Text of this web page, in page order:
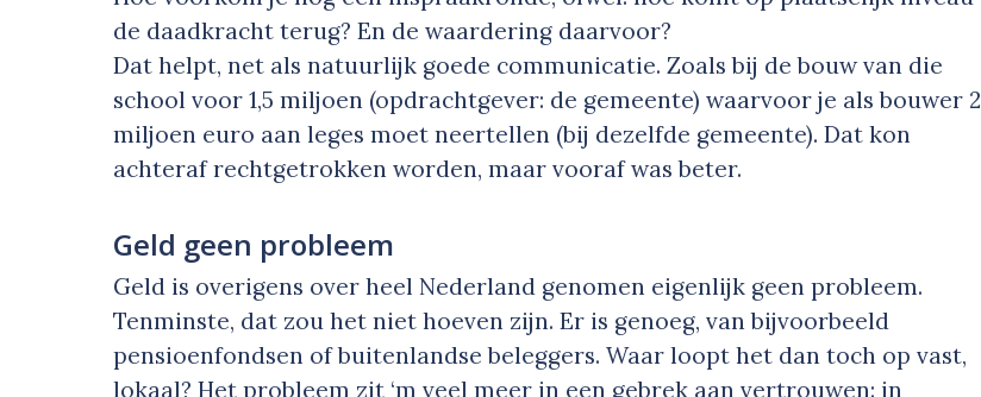
de daadkracht terug? En de waardering daarvoor?
Dat helpt, net als natuurlijk goede communicatie. Zoals bij de bouw van die
school voor 1,5 miljoen (opdrachtgever: de gemeente) waarvoor je als bouwer 2
miljoen euro aan leges moet neertellen (bij dezelfde gemeente). Dat kon
achteraf rechtgetrokken worden, maar vooraf was beter.
Geld geen probleem
Geld is overigens over heel Nederland genomen eigenlijk geen probleem.
Tenminste, dat zou het niet hoeven zijn. Er is genoeg, van bijvoorbeeld
pensioenfondsen of buitenlandse beleggers. Waar loopt het dan toch op vast,
lokaal? Het probleem zit ‘m veel meer in een gebrek aan vertrouwen: in